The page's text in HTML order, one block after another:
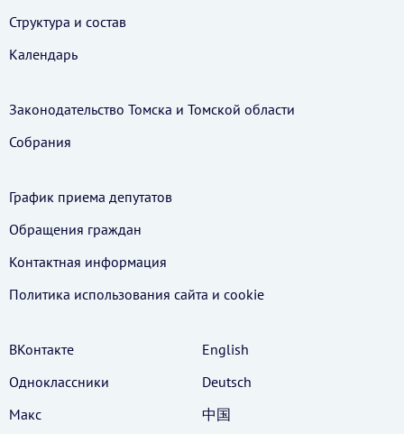
Структура и состав
Календарь
Законодательство Томска и Томской области
Собрания
График приема депутатов
Обращения граждан
Контактная информация
Политика использования cайта и cookie
ВКонтакте
Одноклассники
Макс
English
Deutsch
中国